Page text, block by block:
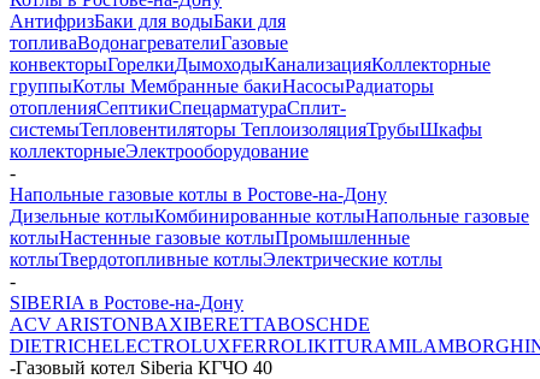
АнтифризБаки для водыБаки для
топливаВодонагревателиГазовые
конвекторыГорелкиДымоходыКанализацияКоллекторные
группыКотлы Мембранные бакиНасосыРадиаторы
отопленияСептикиСпецарматураСплит-
системыТепловентиляторы ТеплоизоляцияТрубыШкафы
коллекторныеЭлектрооборудование
-
Напольные газовые котлы в Ростове-на-Дону
Дизельные котлыКомбинированные котлыНапольные газовые
котлыНастенные газовые котлыПромышленные
котлыТвердотопливные котлыЭлектрические котлы
-
SIBERIA в Ростове-на-Дону
ACV ARISTONBAXIBERETTABOSCHDE
DIETRICHELECTROLUXFERROLIKITURAMI
-Газовый котел Siberia КГЧО 40